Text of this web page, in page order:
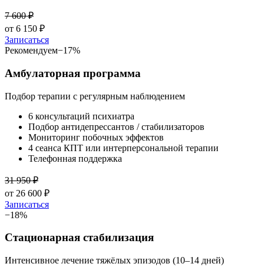
7 600₽
от 6 150 ₽
Записаться
Рекомендуем−17%
Амбулаторная программа
Подбор терапии с регулярным наблюдением
6 консультаций психиатра
Подбор антидепрессантов / стабилизаторов
Мониторинг побочных эффектов
4 сеанса КПТ или интерперсональной терапии
Телефонная поддержка
31 950₽
от 26 600 ₽
Записаться
−18%
Стационарная стабилизация
Интенсивное лечение тяжёлых эпизодов (10–14 дней)